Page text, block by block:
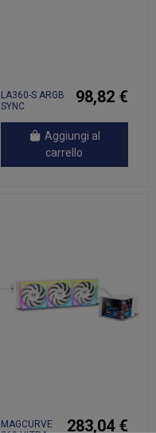
LA360-S ARGB
SYNC
98,82 €
Aggiungi al
carrello
MAGCURVE
283,04 €